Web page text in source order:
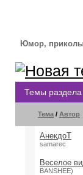
Юмор,
Темы раздела
Тема / Автор
АнекдоТ
samarec
Веселое
BANSHEE)